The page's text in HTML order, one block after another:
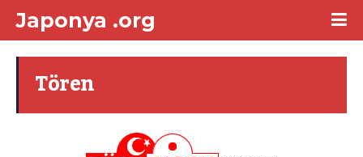
Japonya .org
Tören